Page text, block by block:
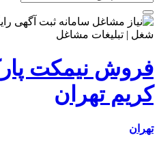
فروش نیمکت
کریم تهران
تهران